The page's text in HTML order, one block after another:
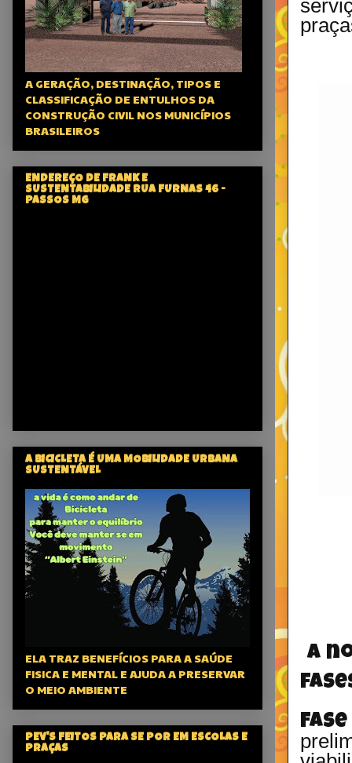
A
Fase
A GERAÇÃO, DESTINAÇÃO, TIPOS E
CLASSIFICAÇÃO DE ENTULHOS DA
CONSTRUÇÃO CIVIL NOS MUNICÍPIOS
BRASILEIROS
ENDEREÇO DE FRANK E
SUSTENTABILIDADE RUA FURNAS 46 -
PASSOS MG
A BICICLETA É UMA MOBILIDADE URBANA
SUSTENTÁVEL
ELA TRAZ BENEFÍCIOS PARA A SAÚDE
FISICA E MENTAL E AJUDA A PRESERVAR
O MEIO AMBIENTE
PEV'S FEITOS PARA SE POR EM ESCOLAS E
PRAÇAS